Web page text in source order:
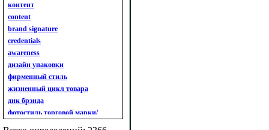
анализ макросистемы
анализ маркетинговый
анализ рынка
анализ ситуационный
анализ экспертный
индивидуальный
анкета
ассортимент
ассортимент товарный.
планирование товарного
ассортимента
ассортимент. глубина
контент
content
brand signature
credentials
awareness
дизайн упаковки
фирменный стиль
жизненный цикл товара
днк брэнда
фотостиль торговой марки/
линейки продукции